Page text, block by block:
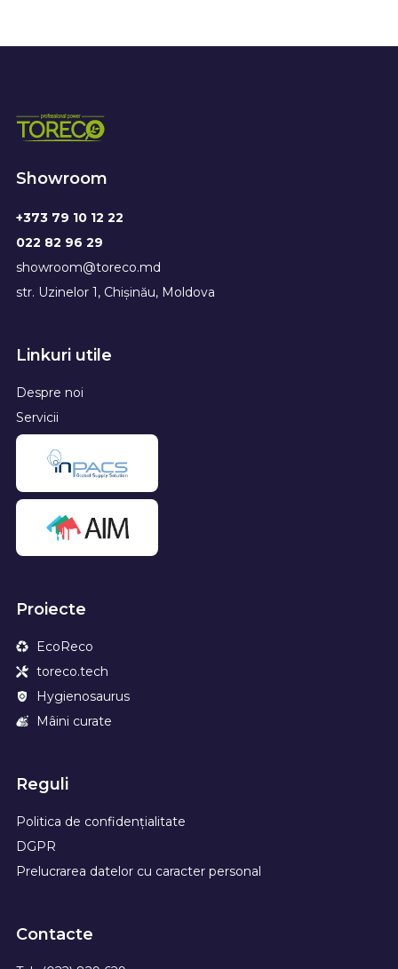
Showroom
+373 79 10 12 22
022 82 96 29
showroom@toreco.md
str. Uzinelor 1, Chișinău, Moldova
Linkuri utile
Despre noi
Servicii
Proiecte
EcoReco
toreco.tech
Hygienosaurus
Mâini curate
Reguli
Politica de confidențialitate
DGPR
Prelucrarea datelor cu caracter personal
Contacte